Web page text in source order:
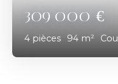
309 000€
4 pièces 94 m²